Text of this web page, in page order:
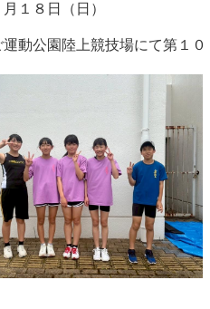
１８日（日）
動公園陸上競技場にて第１